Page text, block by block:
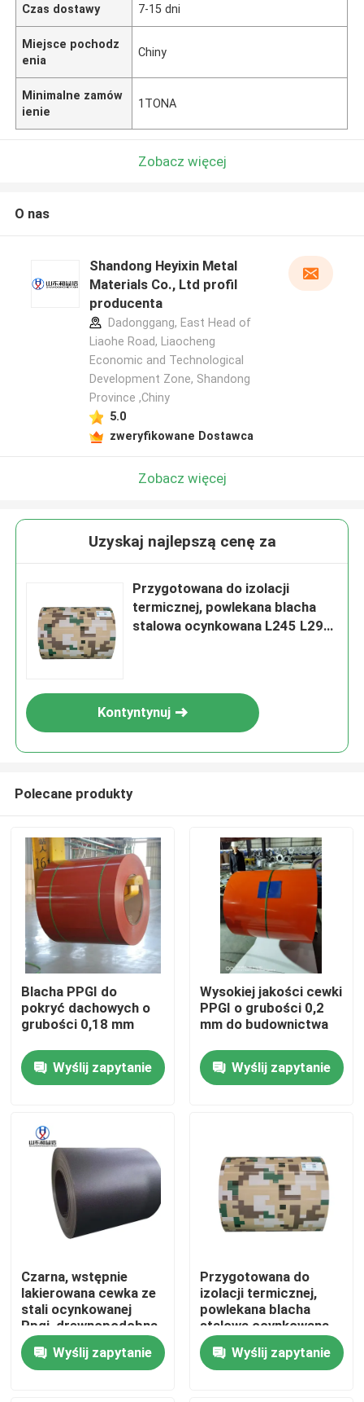
Dom
O nas
Wycieczka po fabryce
Kontrola jakości
Skontaktuj się z nami
Poprosić o wycenę
Cewka ze stali węglowej
Płyty ze stali węglowej
Czas dostawy 7-15 dni
Miejsce pochodz
enia
Chiny
Minimalne zamów
ienie
1TONA
Zobacz więcej
O nas
Shandong Heyixin Metal
Materials Co., Ltd profil
producenta
Dadonggang, East Head of
Liaohe Road, Liaocheng
Economic and Technological
Development Zone, Shandong
Province ,Chiny
5.0
zweryfikowane Dostawca
Zobacz więcej
Uzyskaj najlepszą cenę za
Przygotowana do izolacji
termicznej, powlekana blacha
stalowa ocynkowana L245 L290
Kontyntynuj
Polecane produkty
Blacha PPGI do
pokryć dachowych o
grubości 0,18 mm
Wyślij zapytanie
Wysokiej jakości cewki
PPGI o grubości 0,2
mm do budownictwa
Wyślij zapytanie
Czarna, wstępnie
lakierowana cewka ze
stali ocynkowanej
Ppgi, drewnopodobna,
0,45 mm, wstępnie
lakierowana cewka
stalowa
Wyślij zapytanie
Przygotowana do
izolacji termicznej,
powlekana blacha
stalowa ocynkowana
L245 L290 PPGI do
paneli ściennych
Wyślij zapytanie